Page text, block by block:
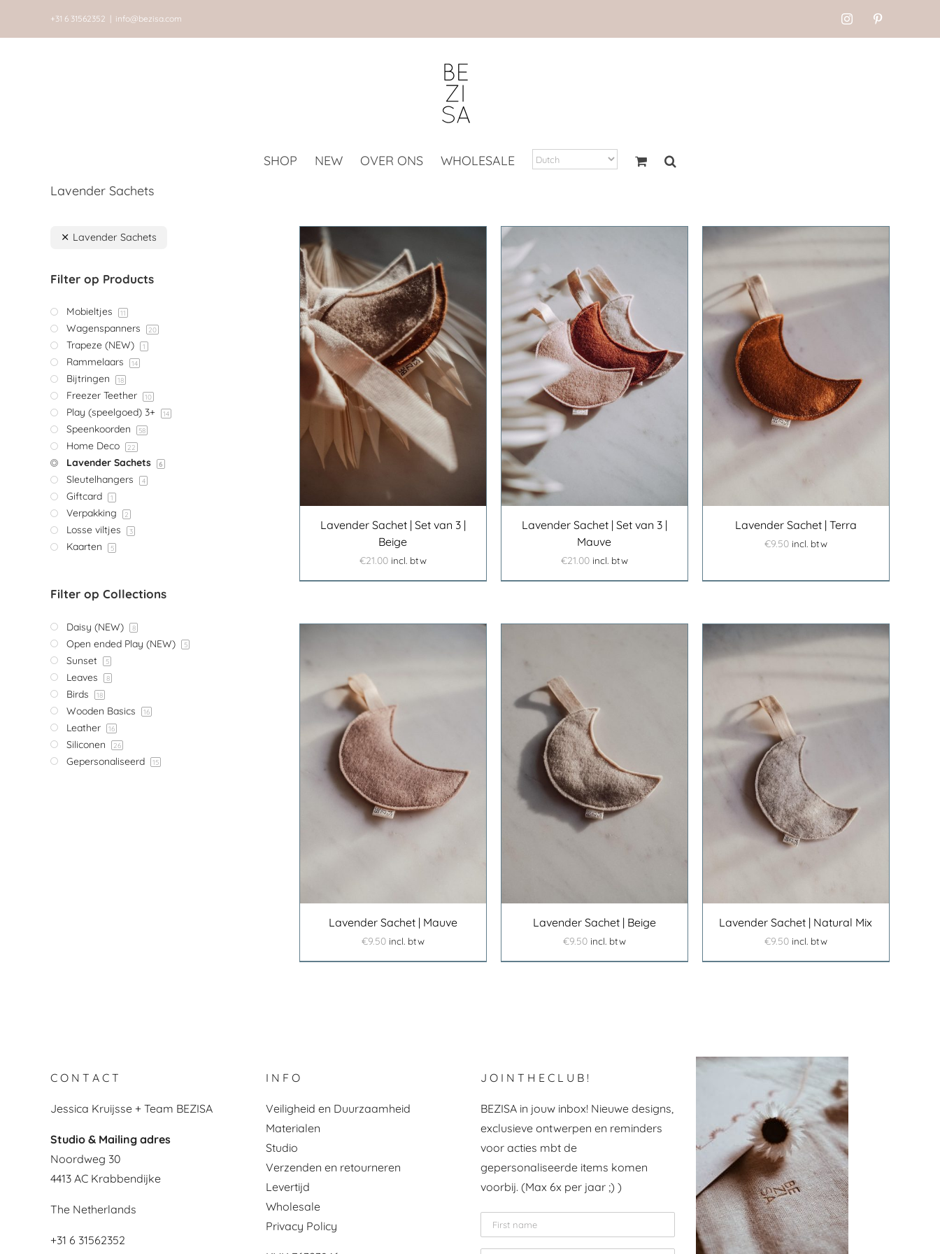
+31 6 31562352 | info@bezisa.com InstagramPinterest
SHOP NEW OVER ONS
WHOLESALE
Lavender Sachets
Lavender Sachet | Set van 3 |
Beige
€21.00 incl. btw
TOEVOEGEN AAN
WINKELWAGEN
/ DETAILS
Lavender Sachet | Set van 3 |
Mauve
€21.00 incl. btw
TOEVOEGEN AAN
WINKELWAGEN
/ DETAILS
Lavender Sachet | Terra
€9.50 incl. btw
Lavender Sachet | Mauve
€9.50 incl. btw
TOEVOEGEN AAN
WINKELWAGEN
/ DETAILS
Lavender Sachet | Beige
€9.50 incl. btw
TOEVOEGEN AAN
WINKELWAGEN
/ DETAILS
Lavender Sachet | Natural Mix
€9.50 incl. btw
Lavender Sachets
Filter op Products
Mobieltjes 11
Wagenspanners 20
Trapeze (NEW) 1
Rammelaars 14
Bijtringen 18
Freezer Teether 10
Play (speelgoed) 3+ 14
Speenkoorden 58
Home Deco 22
Lavender Sachets 6
Sleutelhangers 4
Giftcard 1
Verpakking 2
Losse viltjes 3
Kaarten 5
Filter op Collections
Daisy (NEW) 8
Open ended Play (NEW) 5
Sunset 5
Leaves 8
Birds 18
Wooden Basics 16
Leather 16
Siliconen 26
Gepersonaliseerd 15
C O N T A C T
Jessica Kruijsse + Team BEZISA
Studio & Mailing adres
Noordweg 30
4413 AC Krabbendijke
The Netherlands
+31 6 31562352
I N F O
Veiligheid en Duurzaamheid
Materialen
Studio
Verzenden en retourneren
Levertijd
Wholesale
Privacy Policy
J O I N T H E C L U B !
BEZISA in jouw inbox! Nieuwe designs,
exclusieve ontwerpen en reminders
voor acties mbt de
gepersonaliseerde items komen
voorbij. (Max 6x per jaar ;) )